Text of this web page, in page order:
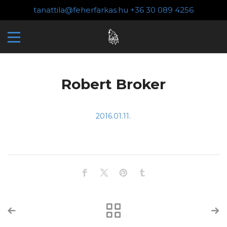
tanattila@feherfarkas.hu +36 30 089 4256
Robert Broker
2016.01.11.